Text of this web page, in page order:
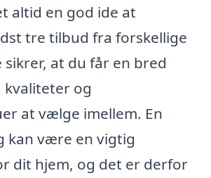
altid en god ide at
tre tilbud fra forskellige
at du får en bred
kvaliteter og
at vælge imellem. En
kan være en vigtig
dit hjem, og det er derfor